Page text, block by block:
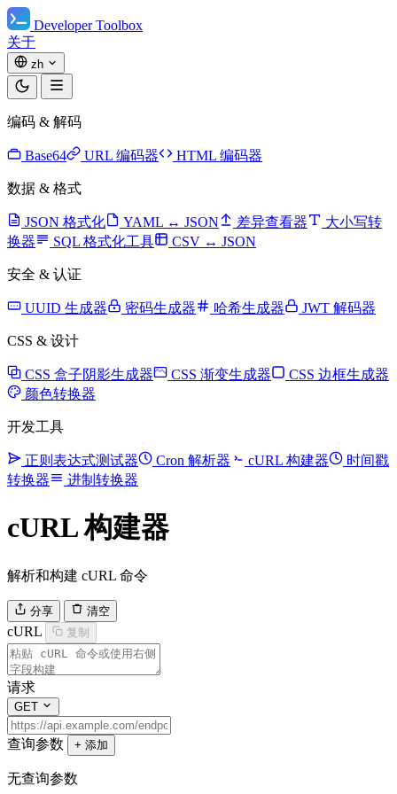
Developer Toolbox
关于
zh
编码 & 解码
Base64 URL 编码器 HTML 编码器
数据 & 格式
JSON 格式化 YAML ↔ JSON 差异查看器
大小写转
换器
SQL 格式化工具 CSV ↔ JSON
安全 & 认证
UUID 生成器 密码生成器 哈希生成器 JWT 解码器
CSS & 设计
CSS 盒子阴影生成器 CSS 渐变生成器
CSS 边框生成器
颜色转换器
开发工具
正则表达式测试器 Cron 解析器 cURL 构建器
时间戳
转换器
进制转换器
cURL 构建器
解析和构建 cURL 命令
分享 清空
cURL 复制
请求
GET
查询参数 + 添加
无查询参数